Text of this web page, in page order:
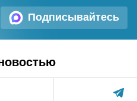
Подписывайтесь